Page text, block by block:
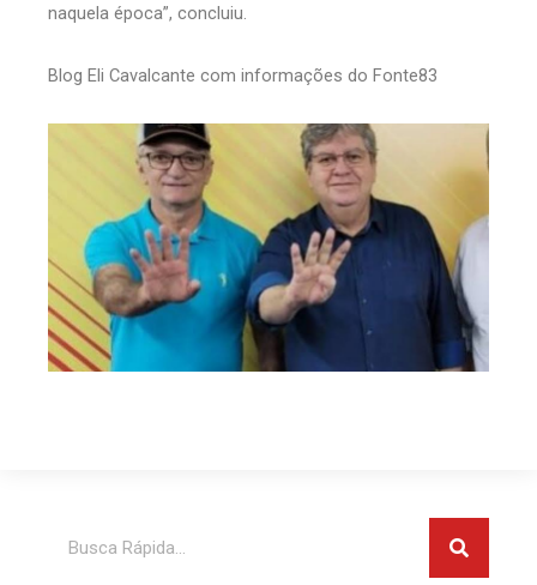
naquela época”, concluiu.
Blog Eli Cavalcante com informações do Fonte83